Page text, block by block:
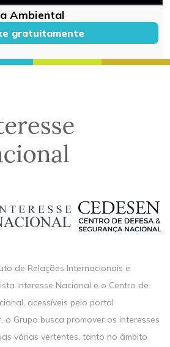
Ambiental
gratuitamente
de Relações Internacionais e
Interesse Nacional e o Centro de
acessíveis pelo portal
o Grupo busca promover os interesses
várias vertentes, tanto no âmbito